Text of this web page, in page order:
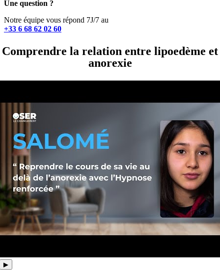
Une question ?
Notre équipe vous répond 7J/7 au
+33 6 68 62 02 60
Comprendre la relation entre lipoedème et
anorexie
▶